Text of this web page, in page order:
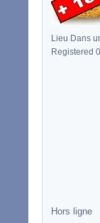
Lieu Dans
Registered
Hors ligne